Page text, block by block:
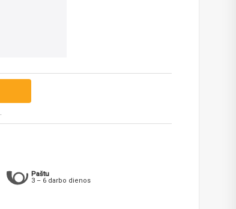
Paštu
3 – 6 darbo dienos